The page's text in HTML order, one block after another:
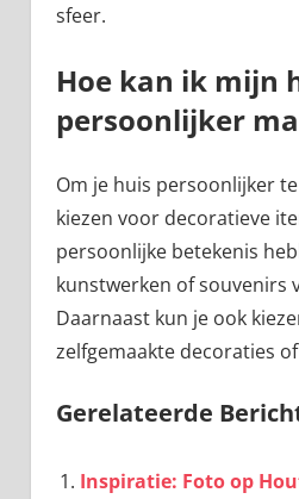
sfeer.
Hoe kan ik mijn
persoonlijker
Om je huis persoonlijker
kiezen voor decoratieve
persoonlijke betekenis
kunstwerken of souvenirs
Daarnaast kun je ook
zelfgemaakte decoraties
Gerelateerde
Inspiratie: Foto op